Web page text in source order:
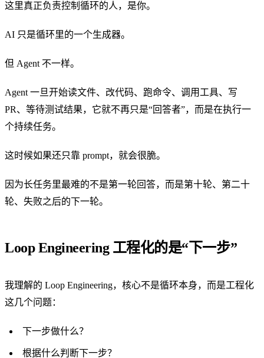
这里真正负责控制循环的人，是你。
AI 只是循环里的一个生成器。
但 Agent 不一样。
Agent 一旦开始读文件、改代码、跑命令、调用工具、写
PR、等待测试结果，它就不再只是“回答者”，而是在执行一
个持续任务。
这时候如果还只靠 prompt，就会很脆。
因为长任务里最难的不是第一轮回答，而是第十轮、第二十
轮、失败之后的下一轮。
Loop Engineering 工程化的是“下一步”
我理解的 Loop Engineering，核心不是循环本身，而是工程化
这几个问题：
下一步做什么？
根据什么判断下一步？